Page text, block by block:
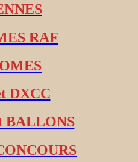
RAF
DXCC
BALLONS